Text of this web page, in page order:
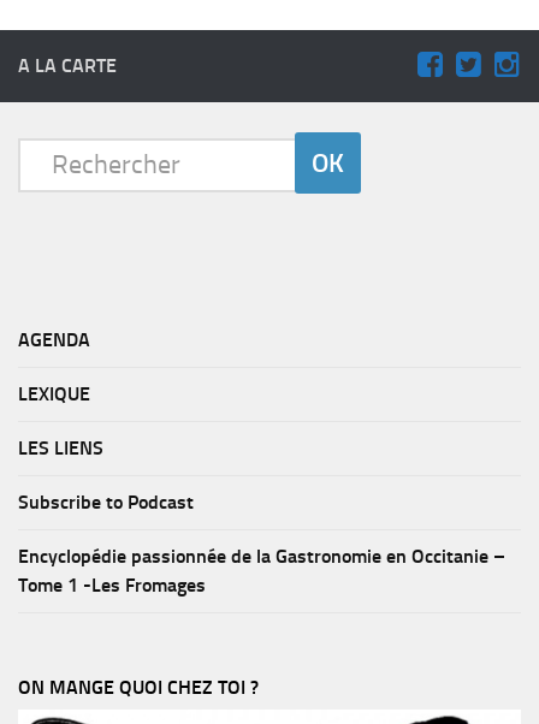
A LA CARTE
AGENDA
LEXIQUE
LES LIENS
Subscribe to Podcast
Encyclopédie passionnée de la Gastronomie en Occitanie –
Tome 1 -Les Fromages
ON MANGE QUOI CHEZ TOI ?